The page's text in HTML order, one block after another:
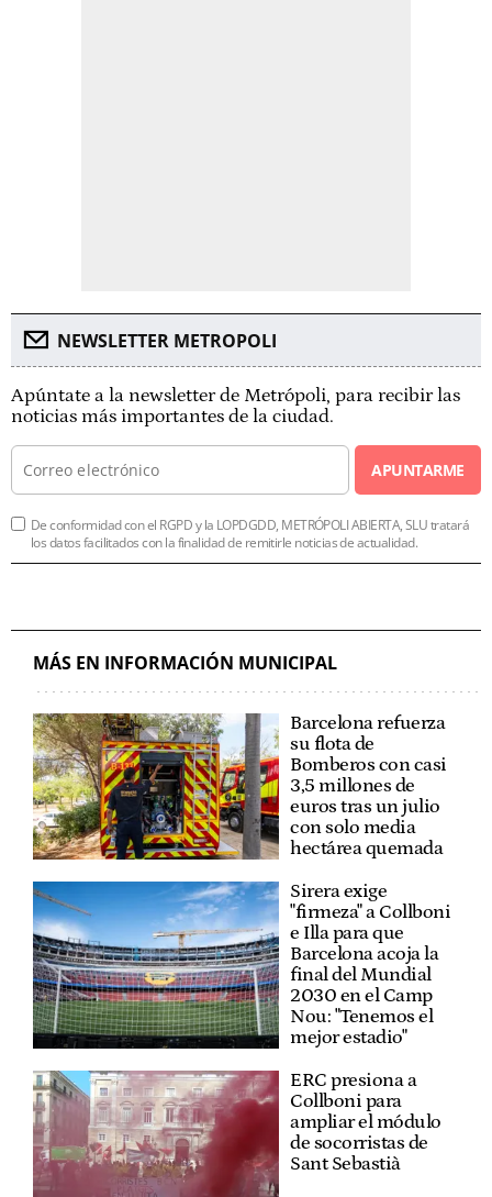
NEWSLETTER METROPOLI
Apúntate a la newsletter de Metrópoli, para recibir las
noticias más importantes de la ciudad.
APUNTARME
De conformidad con el RGPD y la LOPDGDD, METRÓPOLI ABIERTA, SLU tratará
los datos facilitados con la finalidad de remitirle noticias de actualidad.
MÁS EN INFORMACIÓN MUNICIPAL
Barcelona refuerza
su flota de
Bomberos con casi
3,5 millones de
euros tras un julio
con solo media
hectárea quemada
Sirera exige
"firmeza" a Collboni
e Illa para que
Barcelona acoja la
final del Mundial
2030 en el Camp
Nou: "Tenemos el
mejor estadio"
ERC presiona a
Collboni para
ampliar el módulo
de socorristas de
Sant Sebastià